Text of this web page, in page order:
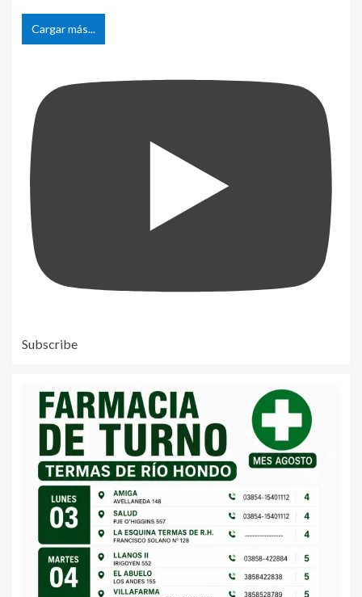
Cargar más...
Subscribe